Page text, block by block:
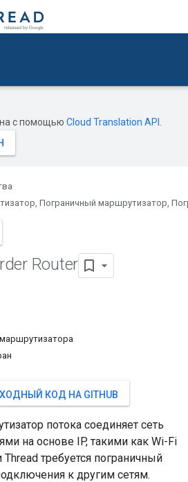
с помощью Cloud Translation API
Пограничный маршрутизатор,
Router
маршрутизатора
КОД НА GITHUB
потока соединяет сеть
на основе IP, такими как Wi-Fi
требуется пограничный
к другим сетям.